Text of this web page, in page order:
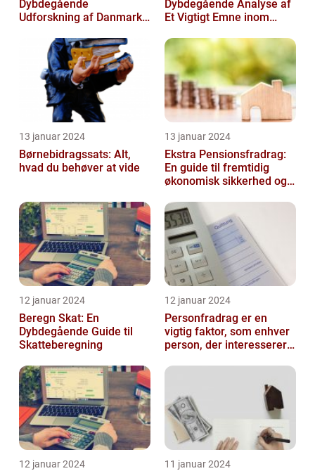
Dybdegående
Udforskning af Danmarks
Dybdegående Analyse af
Et Vigtigt Emne inom
13 januar 2024
Børnebidragssats: Alt,
hvad du behøver at vide
13 januar 2024
Ekstra Pensionsfradrag:
En guide til fremtidig
økonomisk sikkerhed og
12 januar 2024
Beregn Skat: En
Dybdegående Guide til
Skatteberegning
12 januar 2024
Personfradrag er en
vigtig faktor, som enhver
person, der interesserer
personlig ...
12 januar 2024 11 januar 2024